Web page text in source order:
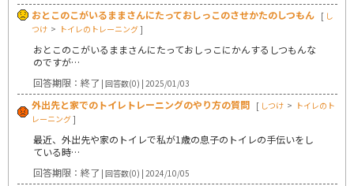
おとこのこがいるままさんにたっておしっこのさせかたのしつもん [ し
つけ > トイレのトレーニング]
おとこのこがいるままさんにたっておしっこにかんするしつもんな
のですが…
回答期限：終了 | 回答数(0) | 2025/01/03
外出先と家でのトイレトレーニングのやり方の質問 [ しつけ > トイレのト
レーニング]
最近、外出先や家のトイレで私が1歳の息子のトイレの手伝いをし
ている時…
回答期限：終了 | 回答数(0) | 2024/10/05